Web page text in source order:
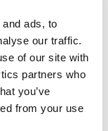
ads, to
our traffic.
of our site with
partners who
you’ve
from your use
do